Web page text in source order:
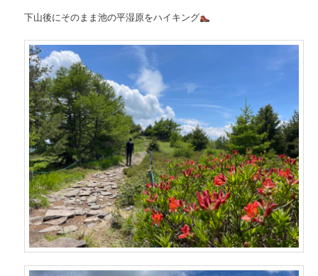
下山後にそのまま池の平湿原をハイキング